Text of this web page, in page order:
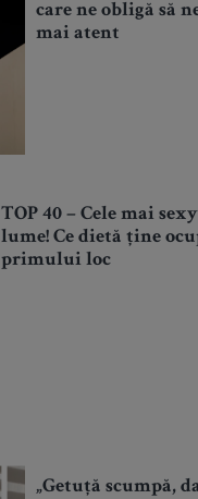
care ne obligă să
mai atent
TOP 40 – Cele mai
lume! Ce dietă ține
primului loc
„Getuță scumpă,